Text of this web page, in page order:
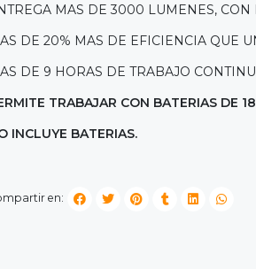
MAS DE 3000 LUMENES,
DE 20% MAS DE EFICIENCIA QUE
DE 9 HORAS DE TRABAJO
TRABAJAR CON BATERIAS DE
INCLUYE BATERIAS.
en: